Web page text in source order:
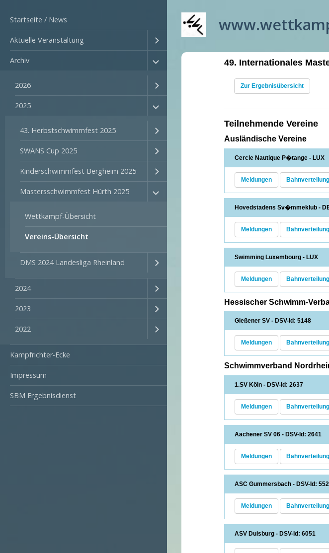
Startseite / News
Aktuelle Veranstaltung
Archiv
2026
2025
43. Herbstschwimmfest 2025
SWANS Cup 2025
Kinderschwimmfest Bergheim 2025
Mastersschwimmfest Hürth 2025
Wettkampf-Übersicht
Vereins-Übersicht
DMS 2024 Landesliga Rheinland
2024
2023
2022
Kampfrichter-Ecke
Impressum
SBM Ergebnisdienst